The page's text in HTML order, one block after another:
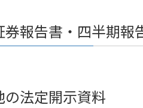
券報告書・四半期報
の法定開示資料